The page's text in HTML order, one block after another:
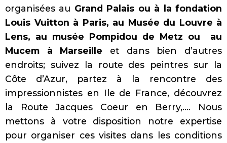
organisées au Grand Palais ou à la fondation
Louis Vuitton à Paris, au Musée du Louvre à
Lens, au musée Pompidou de Metz ou au
Mucem à Marseille et dans bien d’autres
endroits; suivez la route des peintres sur la
Côte d’Azur, partez à la rencontre des
impressionnistes en Ile de France, découvrez
la Route Jacques Coeur en Berry,…. Nous
mettons à votre disposition notre expertise
pour organiser ces visites dans les conditions